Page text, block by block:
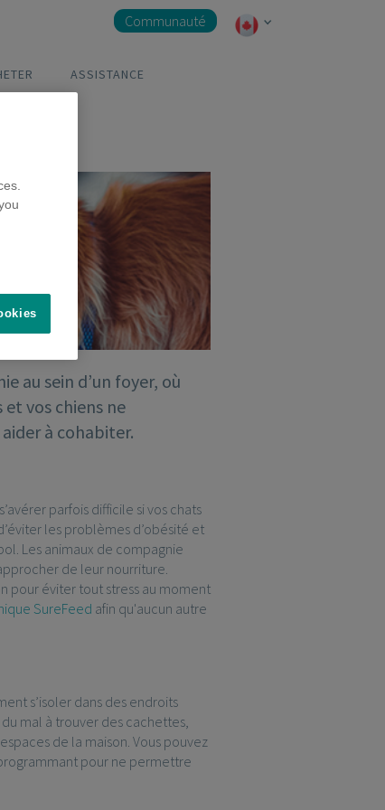
ASSISTANCE
Communauté
au sein d’un foyer, où
vos chiens ne
à cohabiter.
parfois difficile si vos chats
les problèmes d’obésité et
Les animaux de compagnie
de leur nourriture.
pour éviter tout stress au moment
SureFeed afin qu'aucun autre
s’isoler dans des endroits
mal à trouver des cachettes,
de la maison. Vous pouvez
pour ne permettre